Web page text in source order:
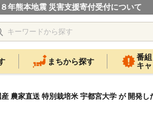
年熊本地震 災害支援寄付受付について
まちから探す
番
キ
農家直送 特別栽培米 宇都宮大学 が 開発